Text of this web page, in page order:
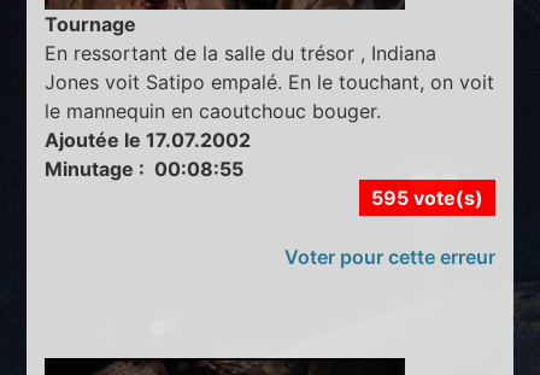
Tournage
En ressortant de la salle du trésor , Indiana
Jones voit Satipo empalé. En le touchant, on voit
le mannequin en caoutchouc bouger.
Ajoutée le 17.07.2002
Minutage : 00:08:55
595 vote(s)
Voter pour cette erreur